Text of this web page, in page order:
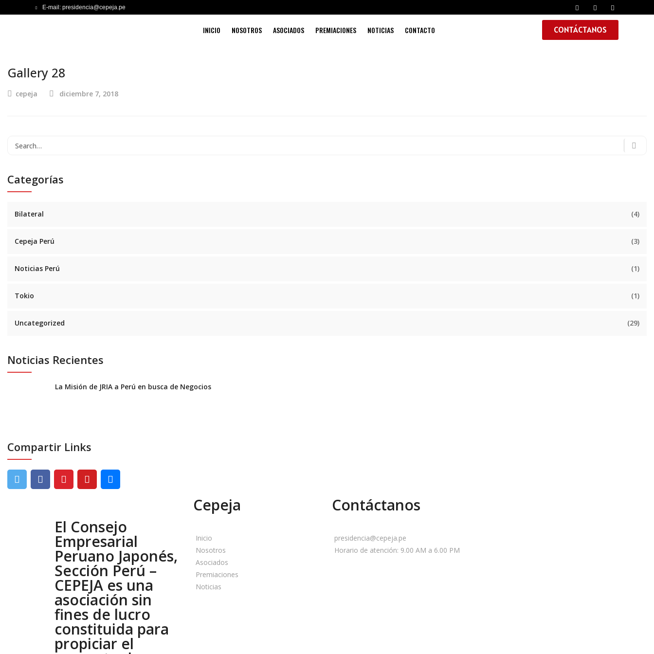
E-mail: presidencia@cepeja.pe
INICIO NOSOTROS ASOCIADOS PREMIACIONES NOTICIAS CONTACTO CONTÁCTANOS
Gallery 28
cepeja diciembre 7, 2018
Categorías
Bilateral (4)
Cepeja Perú (3)
Noticias Perú (1)
Tokio (1)
Uncategorized (29)
Noticias Recientes
La Misión de JRIA a Perú en busca de Negocios
Compartir Links
El Consejo
Empresarial
Peruano Japonés,
Sección Perú –
CEPEJA es una
asociación sin
fines de lucro
constituida para
propiciar el
Cepeja
Inicio
Nosotros
Asociados
Premiaciones
Noticias
Contáctanos
presidencia@cepeja.pe
Horario de atención: 9.00 AM a 6.00 PM